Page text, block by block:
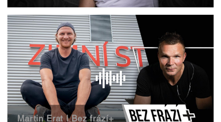
Martin Erat | Bez frází+